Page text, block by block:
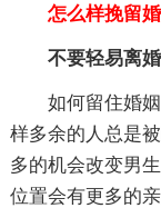
怎么样挽留婚
不要轻易离婚
如何留住婚
样多余的人总是
多的机会改变男
位置会有更多的